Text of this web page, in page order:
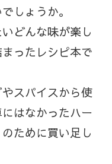
しょうか。
どんな味が楽し
ったレシピ本で
スパイスから使
はなかったハー
ために買い足し